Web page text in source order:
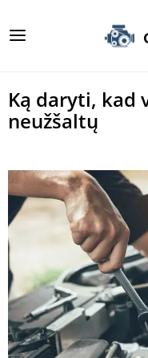
Ką daryti, kad
neužšaltų